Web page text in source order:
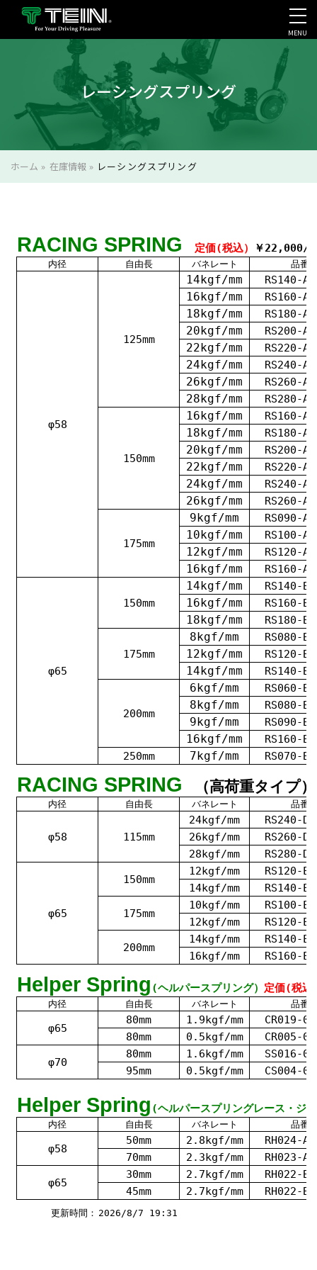
会社案内・採用・IR
MENU
レーシングスプリング
ホーム » 在庫情報» レーシングスプリング